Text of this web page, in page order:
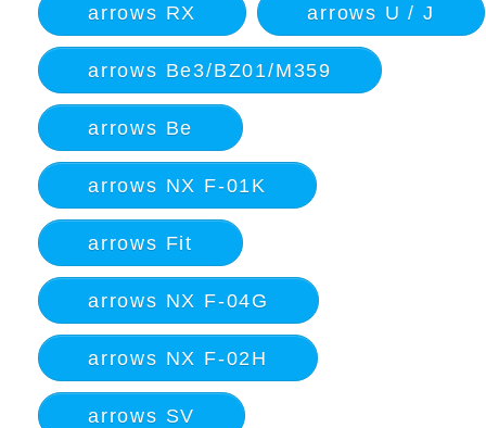
arrows RX arrows U / J
arrows Be3/BZ01/M359
arrows Be
arrows NX F-01K
arrows Fit
arrows NX F-04G
arrows NX F-02H
arrows SV